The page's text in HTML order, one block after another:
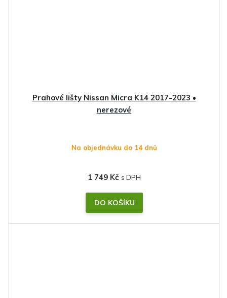
Prahové lišty Nissan Micra K14 2017-2023 •
nerezové
Na objednávku do 14 dnů
1 749 Kč
DO KOŠÍKU